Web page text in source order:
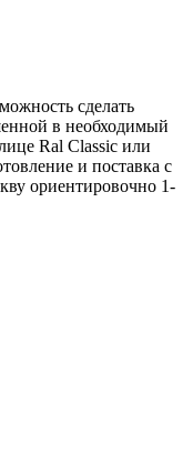
сделать
в необходимый
Ral Classic или
и поставка с
ориентировочно 1-